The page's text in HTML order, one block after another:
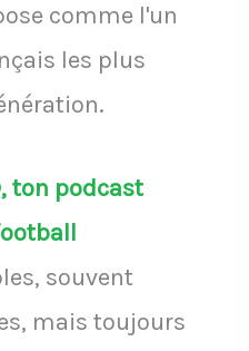
comme l'un
les plus
ton podcast
souvent
mais toujours